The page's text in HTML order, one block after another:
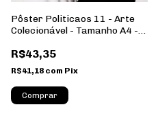
Pôster Politicaos 11 - Arte
Colecionável - Tamanho A4 -
Retrato
R$43,35
R$41,18 com Pix
Comprar